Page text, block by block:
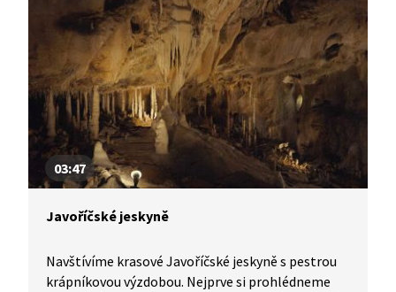
Vydejte se s námi na prohlídku.
03:47
Javoříčské jeskyně
Navštívíme krasové Javoříčské jeskyně s pestrou
krápníkovou výzdobou. Nejprve si prohlédneme